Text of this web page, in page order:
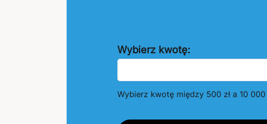
Wybierz kwotę:
Wybierz kwotę między 500 zł a 10 000